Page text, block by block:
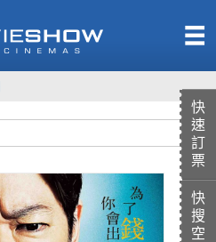
快
速
訂
票
快
搜
空
影城餐飲
UNICORN